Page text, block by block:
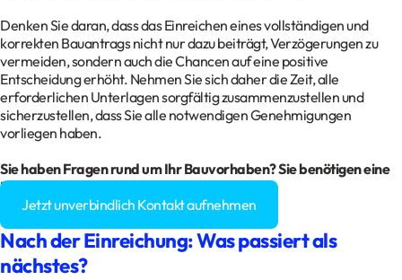
Denken Sie daran, dass das Einreichen eines vollständigen und
korrekten Bauantrags nicht nur dazu beiträgt, Verzögerungen zu
vermeiden, sondern auch die Chancen auf eine positive
Entscheidung erhöht. Nehmen Sie sich daher die Zeit, alle
erforderlichen Unterlagen sorgfältig zusammenzustellen und
sicherzustellen, dass Sie alle notwendigen Genehmigungen
vorliegen haben.
Sie haben Fragen rund um Ihr Bauvorhaben? Sie benötigen eine
Baugenehmigung?
Jetzt unverbindlich Kontakt aufnehmen
Nach der Einreichung: Was passiert als
nächstes?